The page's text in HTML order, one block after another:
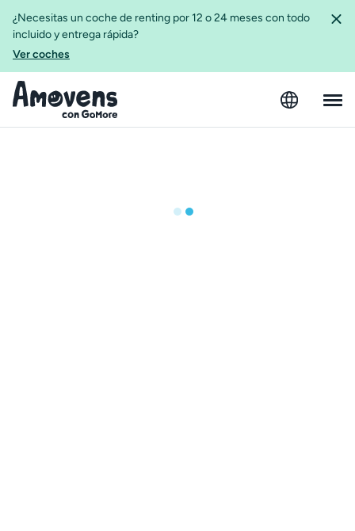
¿Necesitas un coche de renting por 12 o 24 meses con todo
incluido y entrega rápida?
Ver coches